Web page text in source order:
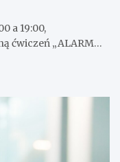
a 19:00,
ćwiczeń „ALARM…